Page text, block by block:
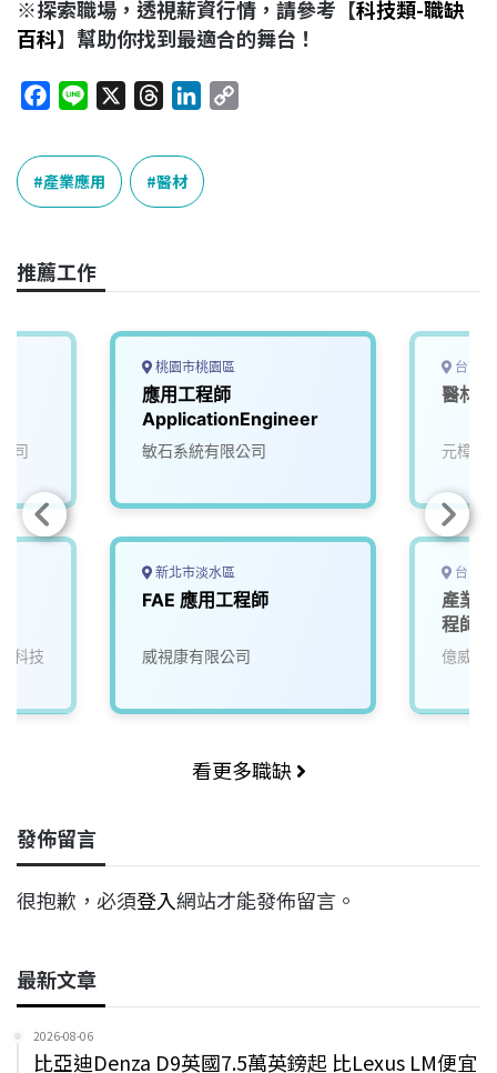
※探索職場，透視薪資行情，請參考【科技類-職缺
百科】幫助你找到最適合的舞台！
c
e
b
o
k
n
e
r
e
a
k
n
k
產業應用 醫材
推薦工作
司
科技
桃園市桃園區
應用工程師
ApplicationEngineer
敏石系統有限公司
新北市淡水區
FAE 應用工程師
威視康有限公司
台南
醫材
元樟生
台中
產業
程師
億威電
看更多職缺
發佈留言
很抱歉，必須登入網站才能發佈留言。
最新文章
2026-08-06
比亞迪Denza D9英國7.5萬英鎊起 比Lexus LM便宜